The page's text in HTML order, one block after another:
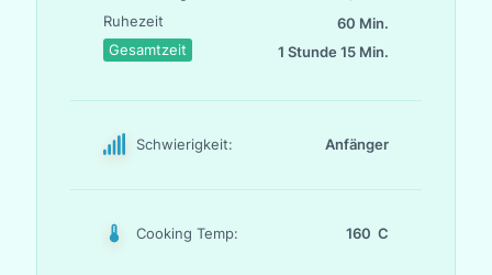
Ruhezeit
60 Min.
Gesamtzeit
1 Stunde 15 Min.
Schwierigkeit: Anfänger
Cooking Temp: 160 C